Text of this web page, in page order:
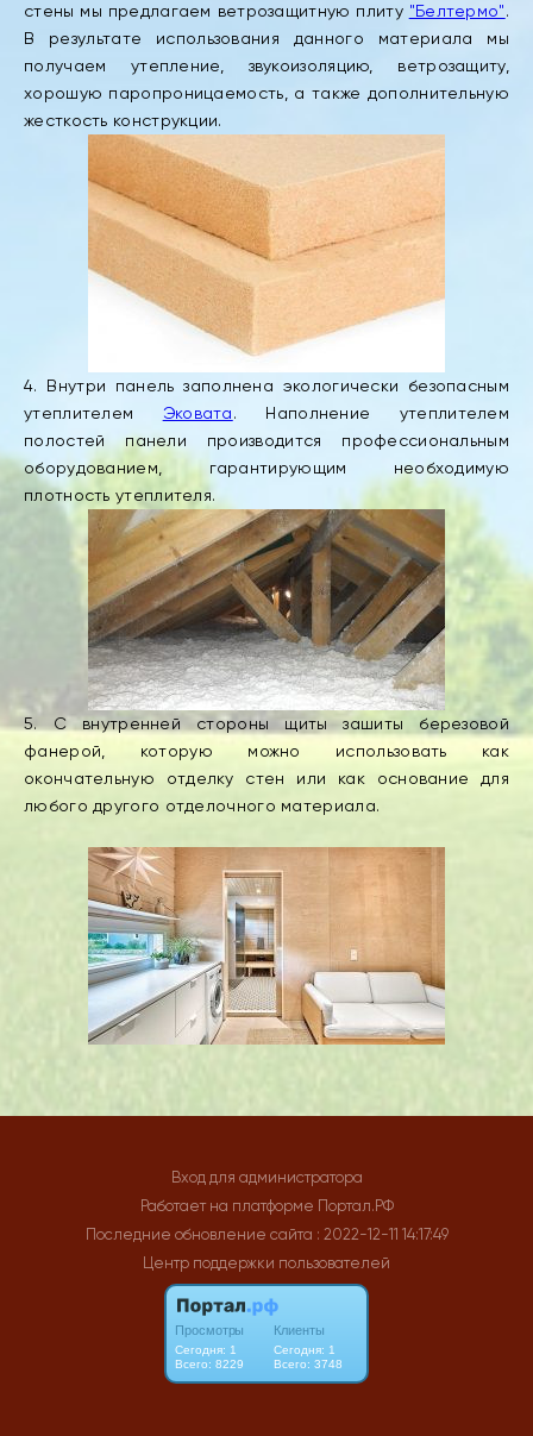
стены мы предлагаем ветрозащитную плиту "Белтермо".
В результате использования данного материала мы
получаем утепление, звукоизоляцию, ветрозащиту,
хорошую паропроницаемость, а также дополнительную
жесткость конструкции.
4. Внутри панель заполнена экологически безопасным
утеплителем Эковата. Наполнение утеплителем
полостей панели производится профессиональным
оборудованием, гарантирующим необходимую
плотность утеплителя.
5. С внутренней стороны щиты зашиты березовой
фанерой, которую можно использовать как
окончательную отделку стен или как основание для
любого другого отделочного материала.
Вход для администратора
Работает на платформе Портал.РФ
Последние обновление сайта : 2022-12-11 14:17:49
Центр поддержки пользователей